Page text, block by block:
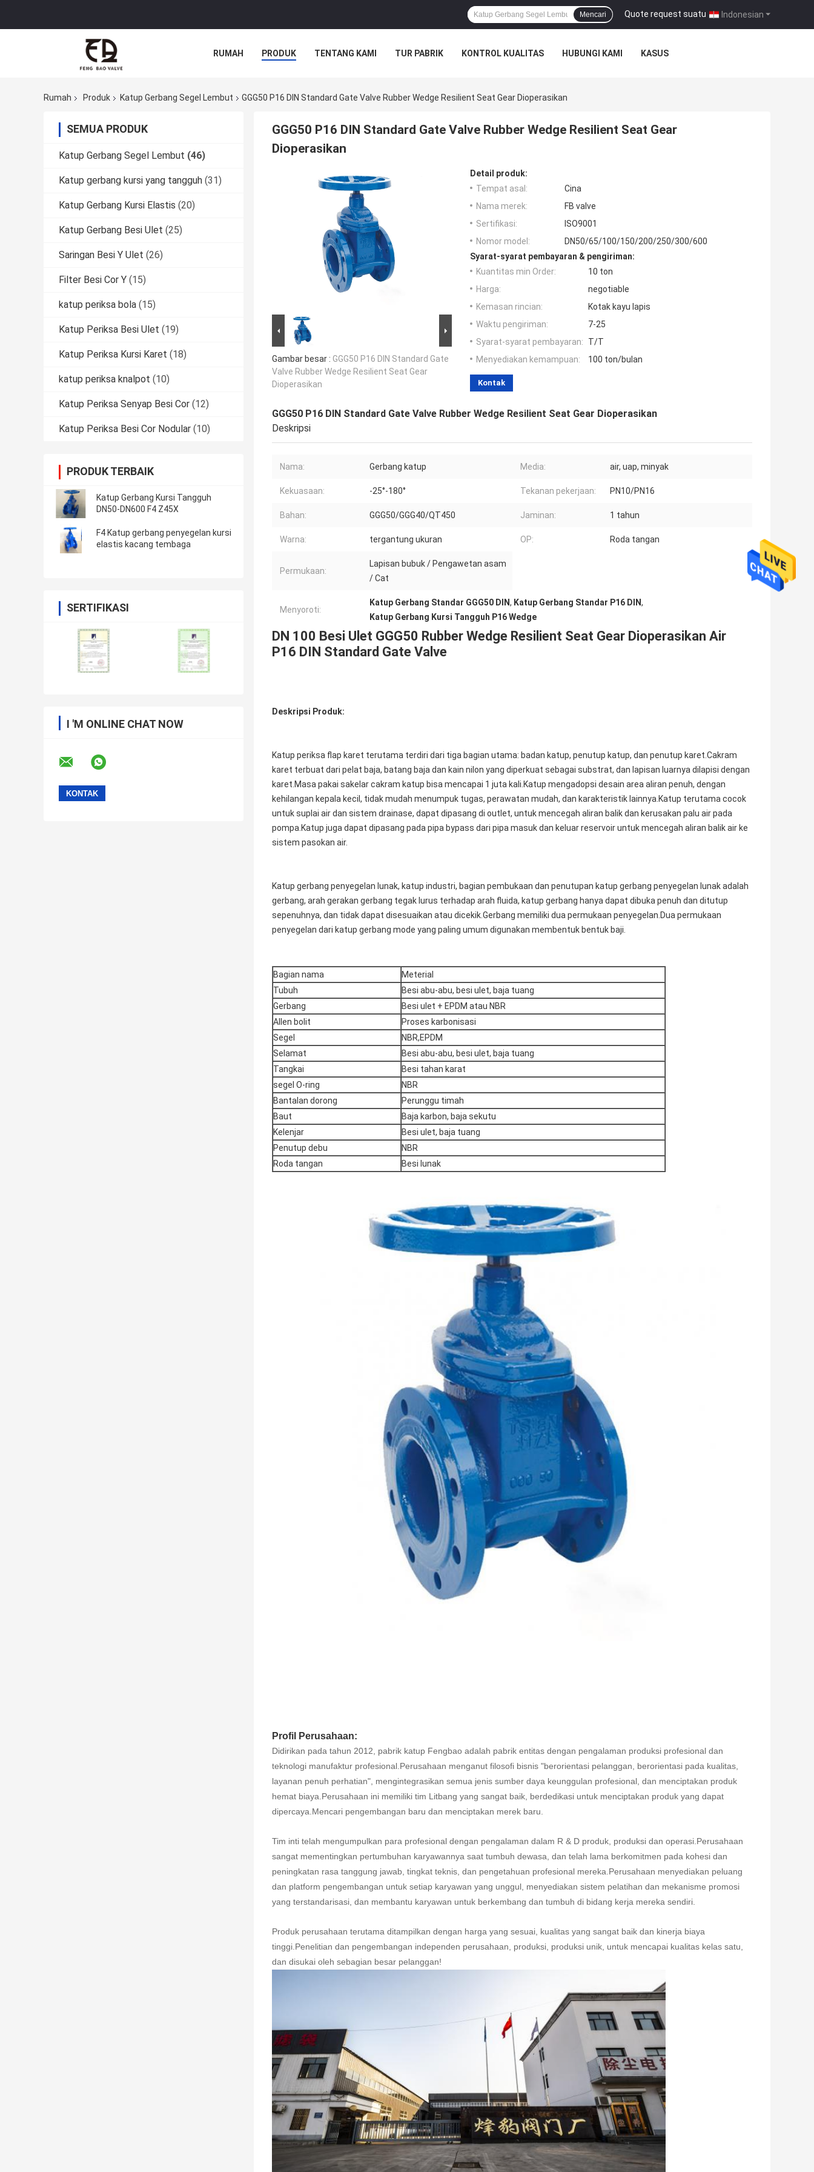
Indonesian
Quote request suatu |
Mencari
RUMAH PRODUK TENTANG KAMI TUR PABRIK KONTROL KUALITAS HUBUNGI KAMI KASUS
Rumah Produk Katup Gerbang Segel Lembut GGG50 P16 DIN Standard Gate Valve Rubber Wedge Resilient Seat Gear Dioperasikan
SEMUA PRODUK
Katup Gerbang Segel Lembut (46)
Katup gerbang kursi yang tangguh (31)
Katup Gerbang Kursi Elastis (20)
Katup Gerbang Besi Ulet (25)
Saringan Besi Y Ulet (26)
Filter Besi Cor Y (15)
katup periksa bola (15)
Katup Periksa Besi Ulet (19)
Katup Periksa Kursi Karet (18)
katup periksa knalpot (10)
Katup Periksa Senyap Besi Cor (12)
Katup Periksa Besi Cor Nodular (10)
PRODUK TERBAIK
Katup Gerbang Kursi Tangguh
DN50-DN600 F4 Z45X
F4 Katup gerbang penyegelan kursi
elastis kacang tembaga
SERTIFIKASI
I 'M ONLINE CHAT NOW
GGG50 P16 DIN Standard Gate Valve Rubber Wedge Resilient Seat Gear
Dioperasikan
Gambar besar : GGG50 P16 DIN Standard Gate
Valve Rubber Wedge Resilient Seat Gear
Dioperasikan
Detail produk:
Tempat asal:
Cina
Nama merek:
FB valve
Sertifikasi:
ISO9001
Nomor model:
DN50/65/100/150/200/250/300/600
Syarat-syarat pembayaran & pengiriman:
Kuantitas min Order:
10 ton
Harga:
negotiable
Kemasan rincian:
Kotak kayu lapis
Waktu pengiriman:
7-25
Syarat-syarat pembayaran:
T/T
Menyediakan kemampuan:
100 ton/bulan
Kontak
GGG50 P16 DIN Standard Gate Valve Rubber Wedge Resilient Seat Gear Dioperasikan
Deskripsi
Nama: Gerbang katup Media: air, uap, minyak
Kekuasaan: -25°-180° Tekanan pekerjaan: PN10/PN16
Bahan: GGG50/GGG40/QT450 Jaminan: 1 tahun
Warna: tergantung ukuran OP: Roda tangan
Permukaan:
Lapisan bubuk / Pengawetan asam
/ Cat
Menyoroti:
Katup Gerbang Standar GGG50 DIN, Katup Gerbang Standar P16 DIN,
Katup Gerbang Kursi Tangguh P16 Wedge
DN 100 Besi Ulet GGG50 Rubber Wedge Resilient Seat Gear Dioperasikan Air
P16 DIN Standard Gate Valve
Deskripsi Produk:
Katup periksa flap karet terutama terdiri dari tiga bagian utama: badan katup, penutup katup, dan penutup karet.Cakram
karet terbuat dari pelat baja, batang baja dan kain nilon yang diperkuat sebagai substrat, dan lapisan luarnya dilapisi dengan
karet.Masa pakai sakelar cakram katup bisa mencapai 1 juta kali.Katup mengadopsi desain area aliran penuh, dengan
kehilangan kepala kecil, tidak mudah menumpuk tugas, perawatan mudah, dan karakteristik lainnya.Katup terutama cocok
untuk suplai air dan sistem drainase, dapat dipasang di outlet, untuk mencegah aliran balik dan kerusakan palu air pada
pompa.Katup juga dapat dipasang pada pipa bypass dari pipa masuk dan keluar reservoir untuk mencegah aliran balik air ke
sistem pasokan air.
Katup gerbang penyegelan lunak, katup industri, bagian pembukaan dan penutupan katup gerbang penyegelan lunak adalah
gerbang, arah gerakan gerbang tegak lurus terhadap arah fluida, katup gerbang hanya dapat dibuka penuh dan ditutup
sepenuhnya, dan tidak dapat disesuaikan atau dicekik.Gerbang memiliki dua permukaan penyegelan.Dua permukaan
penyegelan dari katup gerbang mode yang paling umum digunakan membentuk bentuk baji.
Bagian nama
Meterial
Tubuh
Besi abu-abu, besi ulet, baja tuang
Gerbang
Besi ulet + EPDM atau NBR
Allen bolit
Proses karbonisasi
Segel
NBR,EPDM
Selamat
Besi abu-abu, besi ulet, baja tuang
Tangkai
Besi tahan karat
segel O-ring
NBR
Bantalan dorong
Perunggu timah
Baut
Baja karbon, baja sekutu
Kelenjar
Besi ulet, baja tuang
Penutup debu
NBR
Roda tangan
Besi lunak
Profil Perusahaan:
Didirikan pada tahun 2012, pabrik katup Fengbao adalah pabrik entitas dengan pengalaman produksi profesional dan
teknologi manufaktur profesional.Perusahaan menganut filosofi bisnis "berorientasi pelanggan, berorientasi pada kualitas,
layanan penuh perhatian", mengintegrasikan semua jenis sumber daya keunggulan profesional, dan menciptakan produk
hemat biaya.Perusahaan ini memiliki tim Litbang yang sangat baik, berdedikasi untuk menciptakan produk yang dapat
dipercaya.Mencari pengembangan baru dan menciptakan merek baru.
Tim inti telah mengumpulkan para profesional dengan pengalaman dalam R & D produk, produksi dan operasi.Perusahaan
sangat mementingkan pertumbuhan karyawannya saat tumbuh dewasa, dan telah lama berkomitmen pada kohesi dan
peningkatan rasa tanggung jawab, tingkat teknis, dan pengetahuan profesional mereka.Perusahaan menyediakan peluang
dan platform pengembangan untuk setiap karyawan yang unggul, menyediakan sistem pelatihan dan mekanisme promosi
yang terstandarisasi, dan membantu karyawan untuk berkembang dan tumbuh di bidang kerja mereka sendiri.
Produk perusahaan terutama ditampilkan dengan harga yang sesuai, kualitas yang sangat baik dan kinerja biaya
tinggi.Penelitian dan pengembangan independen perusahaan, produksi, produksi unik, untuk mencapai kualitas kelas satu,
dan disukai oleh sebagian besar pelanggan!